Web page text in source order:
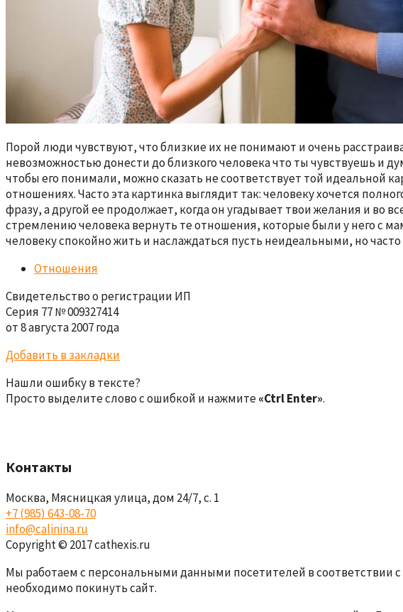
Порой люди чувствуют, что близкие их не понимают и очень
невозможностью донести до близкого человека что ты чувствуешь и
чтобы его понимали, можно сказать не соответствует той идеальной
отношениях. Часто эта картинка выглядит так: человеку хочется
фразу, а другой ее продолжает, когда он угадывает твои желания и во
стремлению человека вернуть те отношения, которые были у него с
человеку спокойно жить и наслаждаться пусть неидеальными, но
Отношения
Свидетельство о регистрации ИП
Серия 77 № 009327414
от 8 августа 2007 года
Добавить в закладки
Нашли ошибку в тексте?
Просто выделите слово с ошибкой и нажмите«Ctrl Enter».
Контакты
Москва, Мясницкая улица, дом 24/7, с. 1
+7 (985) 643-08-70
info@calinina.ru
Copyright © 2017 cathexis.ru
Мы работаем с персональными данными посетителей в соответствии с
необходимо покинуть сайт.